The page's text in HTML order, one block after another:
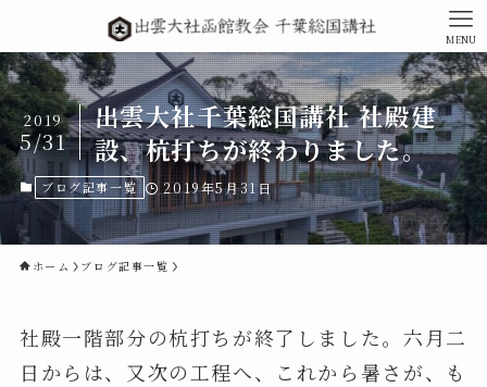
MENU
出雲大社千葉総国講社 社殿建
設、杭打ちが終わりました。
2019
5/31
ブログ記事一覧 2019年5月31日
ホーム ブログ記事一覧
社殿一階部分の杭打ちが終了しました。六月二
日からは、又次の工程へ、これから暑さが、も